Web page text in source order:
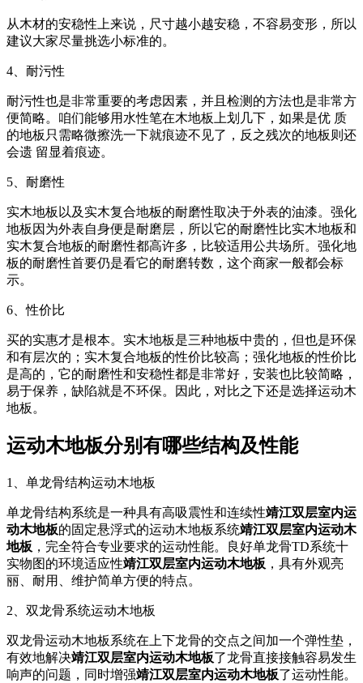
从木材的安稳性上来说，尺寸越小越安稳，不容易变形，所以
建议大家尽量挑选小标准的。
4、耐污性
耐污性也是非常重要的考虑因素，并且检测的方法也是非常方
便简略。咱们能够用水性笔在木地板上划几下，如果是优 质
的地板只需略微擦洗一下就痕迹不见了，反之残次的地板则还
会遗 留显着痕迹。
5、耐磨性
实木地板以及实木复合地板的耐磨性取决于外表的油漆。强化
地板因为外表自身便是耐磨层，所以它的耐磨性比实木地板和
实木复合地板的耐磨性都高许多，比较适用公共场所。强化地
板的耐磨性首要仍是看它的耐磨转数，这个商家一般都会标
示。
6、性价比
买的实惠才是根本。实木地板是三种地板中贵的，但也是环保
和有层次的；实木复合地板的性价比较高；强化地板的性价比
是高的，它的耐磨性和安稳性都是非常好，安装也比较简略，
易于保养，缺陷就是不环保。因此，对比之下还是选择运动木
地板。
运动木地板分别有哪些结构及性能
1、单龙骨结构运动木地板
单龙骨结构系统是一种具有高吸震性和连续性靖江双层室内运
动木地板的固定悬浮式的运动木地板系统靖江双层室内运动木
地板 ，完全符合专业要求的运动性能。良好单龙骨TD系统十
实物图的环境适应性靖江双层室内运动木地板 ，具有外观亮
丽、耐用、维护简单方便的特点。
2、双龙骨系统运动木地板
双龙骨运动木地板系统在上下龙骨的交点之间加一个弹性垫，
有效地解决靖江双层室内运动木地板了龙骨直接接触容易发生
响声的问题，同时增强靖江双层室内运动木地板了运动性能。